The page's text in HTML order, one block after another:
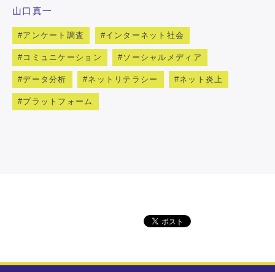
山口真一
アンケート調査 インターネット社会
コミュニケーション ソーシャルメディア
データ分析 ネットリテラシー ネット炎上
プラットフォーム